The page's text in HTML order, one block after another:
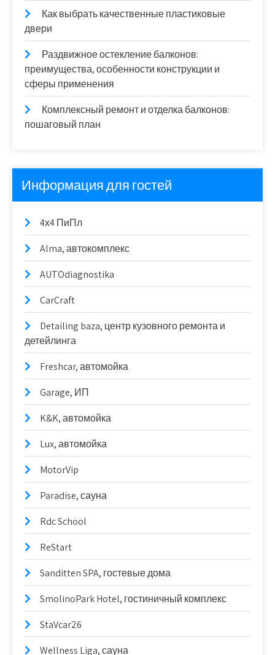
Как выбрать качественные пластиковые
двери
Раздвижное остекление балконов:
преимущества, особенности конструкции и
сферы применения
Комплексный ремонт и отделка балконов:
пошаговый план
Информация для гостей
4х4 ПиПл
Alma, автокомплекс
AUTOdiagnostika
CarCraft
Detailing baza, центр кузовного ремонта и
детейлинга
Freshcar, автомойка
Garage, ИП
K&K, автомойка
Lux, автомойка
MotorVip
Paradise, сауна
Rdc School
ReStart
Sanditten SPA, гостевые дома
SmolinoPark Hotel, гостиничный комплекс
StaVcar26
Wellness Liga, сауна